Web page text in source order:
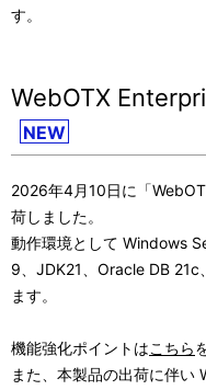
す。
WebOTX
NEW
2026年4月10日に「
荷しました。
動作環境として Windows
9、JDK21、Oracle DB
ます。
機能強化ポイントはこちら
また、本製品の出荷に伴い